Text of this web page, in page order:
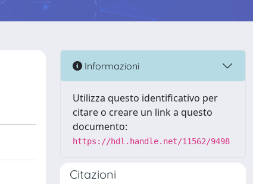
Informazioni
Utilizza questo identificativo per
citare o creare un link a questo
documento:
https://hdl.handle.net/11562/9498
Citazioni